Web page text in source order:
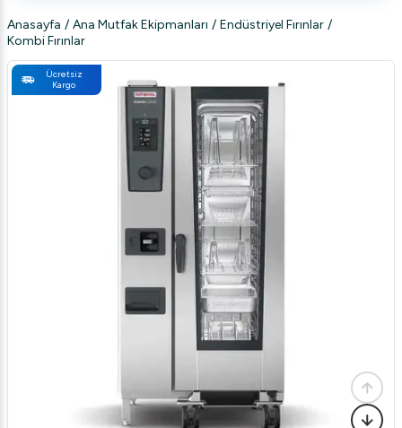
Anasayfa / Ana Mutfak Ekipmanları / Endüstriyel Fırınlar /
Kombi Fırınlar
Ücretsiz
Kargo